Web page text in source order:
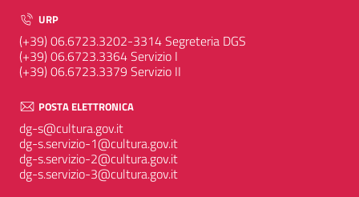
URP
(+39) 06.6723.3202-3314 Segreteria DGS
(+39) 06.6723.3364 Servizio I
(+39) 06.6723.3379 Servizio II
POSTA ELETTRONICA
dg-s@cultura.gov.it
dg-s.servizio-1@cultura.gov.it
dg-s.servizio-2@cultura.gov.it
dg-s.servizio-3@cultura.gov.it